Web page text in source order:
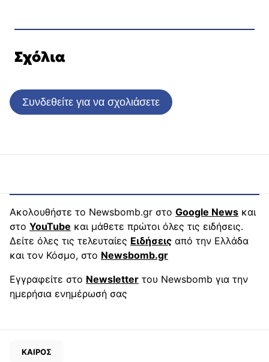
Σχόλια
Συνδεθείτε για να σχολιάσετε
Ακολουθήστε το Newsbomb.gr στο Google News και
στο YouTube και μάθετε πρώτοι όλες τις ειδήσεις.
Δείτε όλες τις τελευταίες Ειδήσεις από την Ελλάδα
και τον Κόσμο, στο Newsbomb.gr
Εγγραφείτε στο Newsletter του Newsbomb για την
ημερήσια ενημέρωσή σας
ΚΑΙΡΟΣ